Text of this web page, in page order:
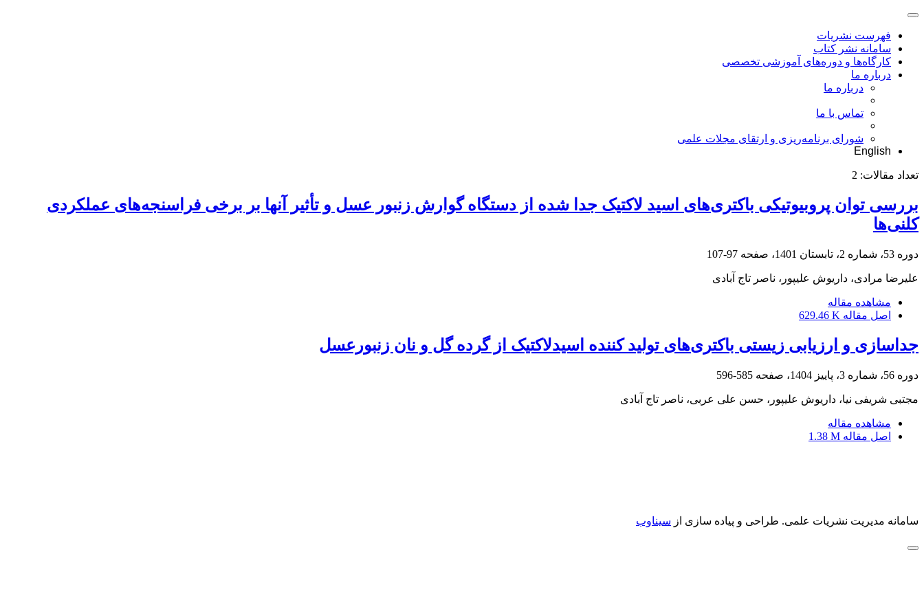
فهرست نشریات
سامانه نشر کتاب
کارگاه‌ها و دوره‌های آموزشی تخصصی
درباره ما
درباره ما
تماس با ما
شورای برنامه‌ریزی و ارتقای مجلات علمی
English
تعداد مقالات: 2
بررسی توان پروبیوتیکی باکتری‌های اسید لاکتیک جدا شده از دستگاه گوارش زنبور عسل و تأثیر آنها بر برخی فراسنجه‌های عملکردی
کلنی‌ها
دوره 53، شماره 2، تابستان 1401، صفحه 97-107
علیرضا مرادی، داریوش علیپور، ناصر تاج آبادی
مشاهده مقاله
اصل مقاله 629.46 K
جداسازی و ارزیابی زیستی باکتری‌های تولید کننده اسیدلاکتیک از گرده گل و نان زنبورعسل
دوره 56، شماره 3، پاییز 1404، صفحه 585-596
مجتبی شریفی نیا، داریوش علیپور، حسن علی عربی، ناصر تاج آبادی
مشاهده مقاله
اصل مقاله 1.38 M
سامانه مدیریت نشریات علمی. طراحی و پیاده سازی از سیناوب